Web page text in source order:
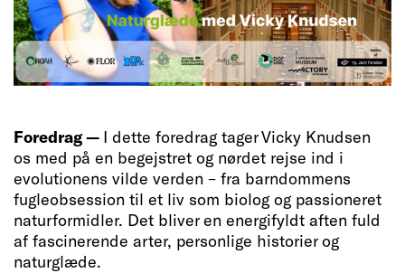
Foredrag — I dette foredrag tager Vicky Knudsen
os med på en begejstret og nørdet rejse ind i
evolutionens vilde verden – fra barndommens
fugleobsession til et liv som biolog og passioneret
naturformidler. Det bliver en energifyldt aften fuld
af fascinerende arter, personlige historier og
naturglæde.